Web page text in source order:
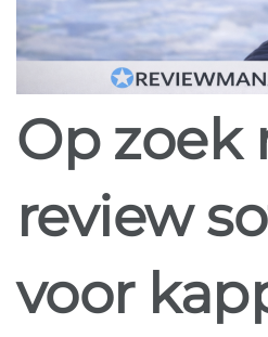
Op zoek naar
review
voor